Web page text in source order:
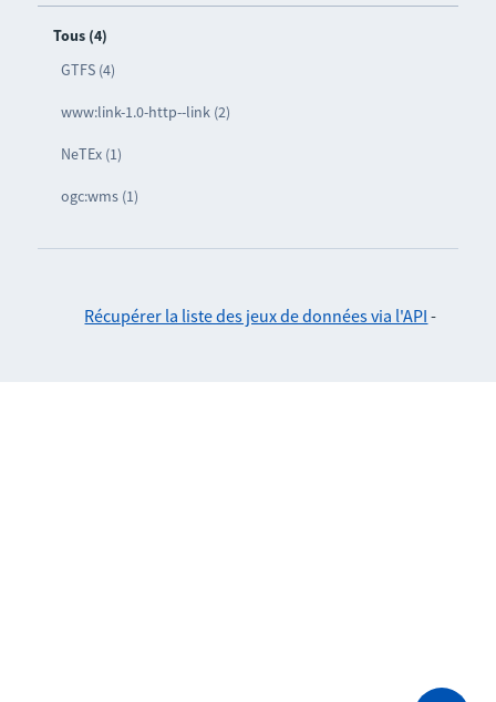
Tous (4)
GTFS (4)
www:link-1.0-http--link (2)
NeTEx (1)
ogc:wms (1)
Récupérer la liste des jeux de données via l'API -